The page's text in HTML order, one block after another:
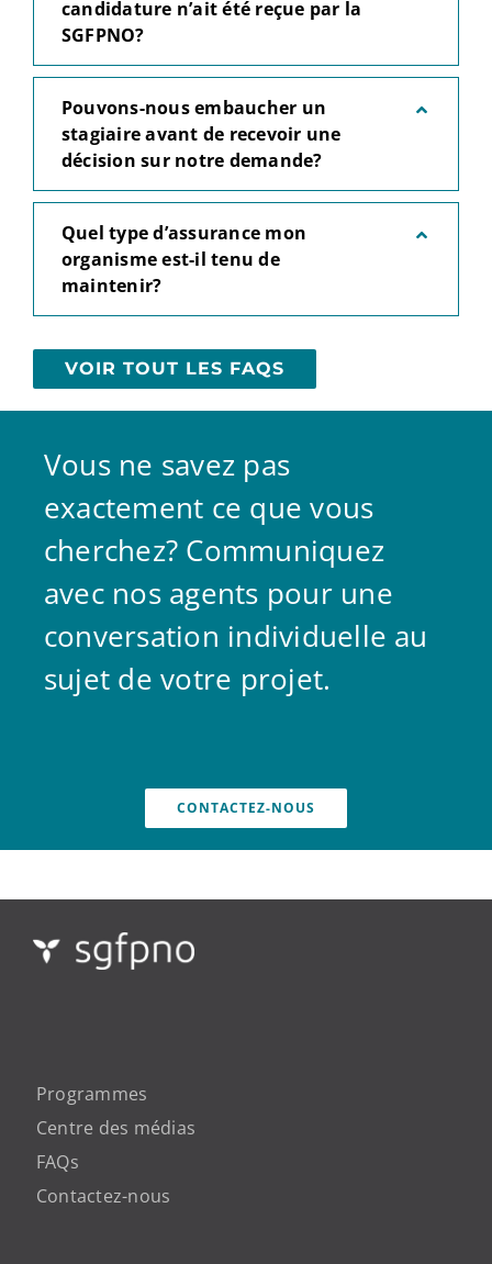
candidature n’ait été reçue par la
SGFPNO?
Pouvons-nous embaucher un
stagiaire avant de recevoir une
décision sur notre demande?
Quel type d’assurance mon
organisme est-il tenu de
maintenir?
VOIR TOUT LES FAQS
Vous ne savez pas
exactement ce que vous
cherchez? Communiquez
avec nos agents pour une
conversation individuelle au
sujet de votre projet.
CONTACTEZ-NOUS
Programmes
Centre des médias
FAQs
Contactez-nous